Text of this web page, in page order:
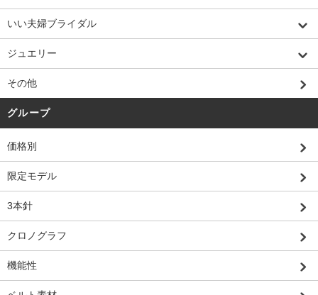
いい夫婦ブライダル
ジュエリー
その他
グループ
価格別
限定モデル
3本針
クロノグラフ
機能性